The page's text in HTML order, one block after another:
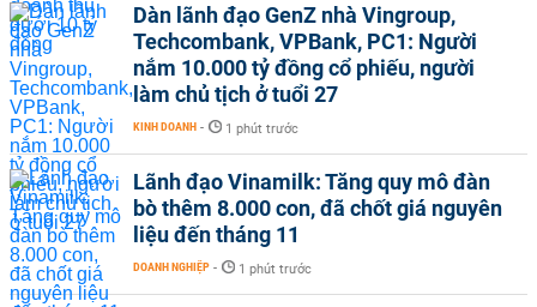
Dàn lãnh đạo GenZ nhà Vingroup,
Techcombank, VPBank, PC1: Người
nắm 10.000 tỷ đồng cổ phiếu, người
làm chủ tịch ở tuổi 27
KINH DOANH - 1 phút trước
Lãnh đạo Vinamilk: Tăng quy mô đàn
bò thêm 8.000 con, đã chốt giá nguyên
liệu đến tháng 11
DOANH NGHIỆP - 1 phút trước